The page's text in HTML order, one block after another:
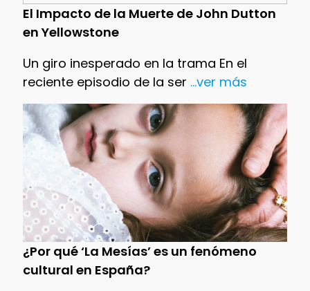
El Impacto de la Muerte de John Dutton
en Yellowstone
Un giro inesperado en la trama En el
reciente episodio de la ser ...ver más
¿Por qué ‘La Mesías’ es un fenómeno
cultural en España?